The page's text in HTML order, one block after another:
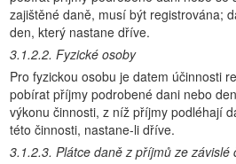
zajištěné daně, musí být registrována;
den, který nastane dříve.
3.1.2.2. Fyzické osoby
Pro fyzickou osobu je datem účinnosti
pobírat příjmy podrobené dani nebo
výkonu činnosti, z níž příjmy podléhají
této činnosti, nastane-li dříve.
3.1.2.3. Plátce daně z příjmů ze závislé